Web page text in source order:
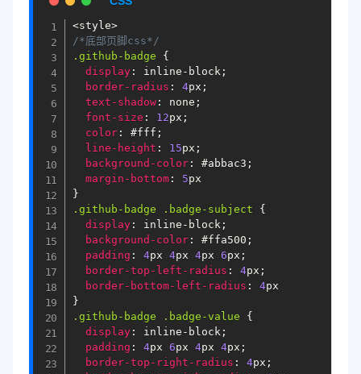
/*底部页脚css*/
.github-badge
{
display : inline-block ;
border-radius : 4px ;
text-shadow : none ;
font-size : 12px ;
color : #fff ;
line-height : 15px ;
background-color : #abbac3 ;
margin-bottom : 5
}
.github-badge
.badge-subject
{
display : inline-block ;
background-color : #ffa500 ;
padding : 4px 4px 4px 6px ;
border-top-left-radius : 4px ;
border-bottom-left-radius : 4
}
.github-badge
.badge-value
{
display : inline-block ;
padding : 4px 6px 4px 4px ;
border-top-right-radius : 4px ;